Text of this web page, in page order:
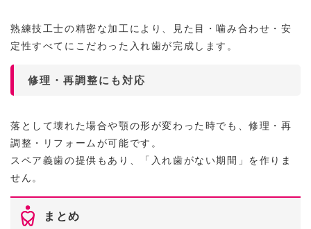
熟練技工士の精密な加工により、見た目・噛み合わせ・安
定性すべてにこだわった入れ歯が完成します。
修理・再調整にも対応
落として壊れた場合や顎の形が変わった時でも、修理・再
調整・リフォームが可能です。
スペア義歯の提供もあり、「入れ歯がない期間」を作りま
せん。
まとめ